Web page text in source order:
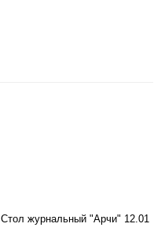
Стол журнальный "Арчи" 12.01